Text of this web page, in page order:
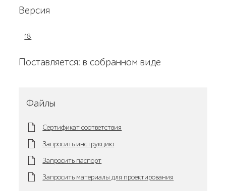
Версия
18
Поставляется: в собранном виде
Файлы
Сертификат соответствия
Запросить инструкцию
Запросить паспорт
Запросить материалы для проектирования